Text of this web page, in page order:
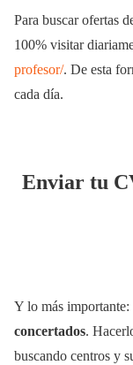
Para buscar ofertas
100% visitar
profesor/. De esta
cada día.
Enviar tu
Y lo más importante:
concertados.
buscando centros y